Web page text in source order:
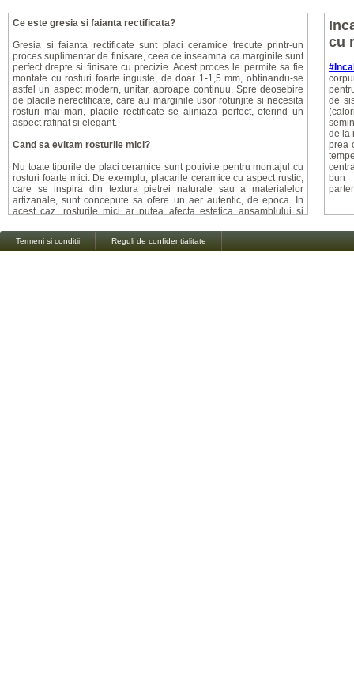
Ce este gresia si faianta rectificata?
Gresia si faianta rectificate sunt placi ceramice trecute printr-un
proces suplimentar de finisare, ceea ce inseamna ca marginile sunt
perfect drepte si finisate cu precizie. Acest proces le permite sa fie
montate cu rosturi foarte inguste, de doar 1-1,5 mm, obtinandu-se
astfel un aspect modern, unitar, aproape continuu. Spre deosebire
de placile nerectificate, care au marginile usor rotunjite si necesita
rosturi mai mari, placile rectificate se aliniaza perfect, oferind un
aspect rafinat si elegant.
Cand sa evitam rosturile mici?
Nu toate tipurile de placi ceramice sunt potrivite pentru montajul cu
rosturi foarte mici. De exemplu, placarile ceramice cu aspect rustic,
care se inspira din textura pietrei naturale sau a materialelor
artizanale, sunt concepute sa ofere un aer autentic, de epoca. In
acest caz, rosturile mici ar putea afecta estetica ansamblului si
placi, se recomanda un rost de minim 2 mm, pentru a pastra
farmecul vizual si a compensa micile variatii de forma.
cu
de
de la
prea
bun
Termeni si conditii Reguli de confidentialitate